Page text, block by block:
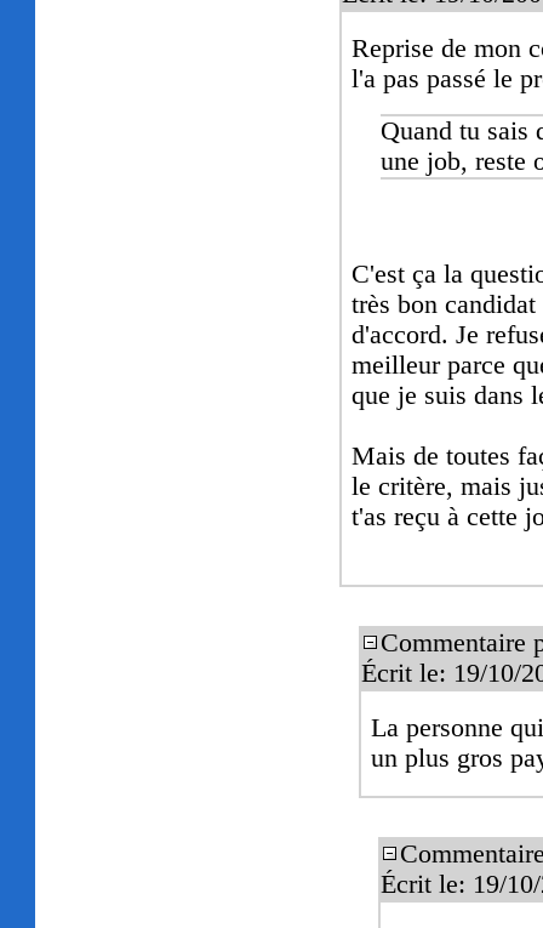
Reprise de mon
l'a pas passé le
Quand tu sais
une job, reste
C'est ça la
très bon
d'accord. Je
meilleur parce
que je suis dans
Mais de toutes
le critère, mais
t'as reçu à cette
Commentaire
Écrit le: 19/10/
La personne
un plus gros
Écrit le: 19/